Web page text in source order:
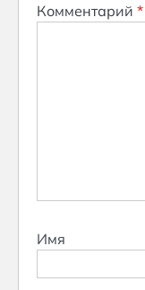
Комментарий *
Имя